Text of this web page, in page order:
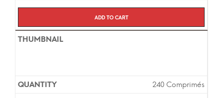
Add to cart
240 Comprimés